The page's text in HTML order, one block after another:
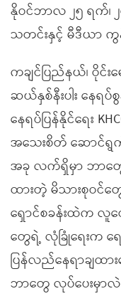
နိုဝင်ဘာလ ၂၅ ရက်၊ ၂
သတင်းနှင့် မီဒီယာ
ကချင်ပြည်နယ်၊ ဝိုင်
ဆယ်နှစ်နီးပါး နေရ
နေရပ်ပြန်နိုင်ရေး
အသေးစိတ် ဆောင်
အခု လက်ရှိမှာ ဘာတွေလု
ထားတဲ့ မိသားစုဝင်
ရှောင်စခန်းထဲက လူတွ
တွေရဲ့ လုံခြုံရေးက
ပြန်လည်နေရာချထ
ဘာတွေ လုပ်ပေးမှာ